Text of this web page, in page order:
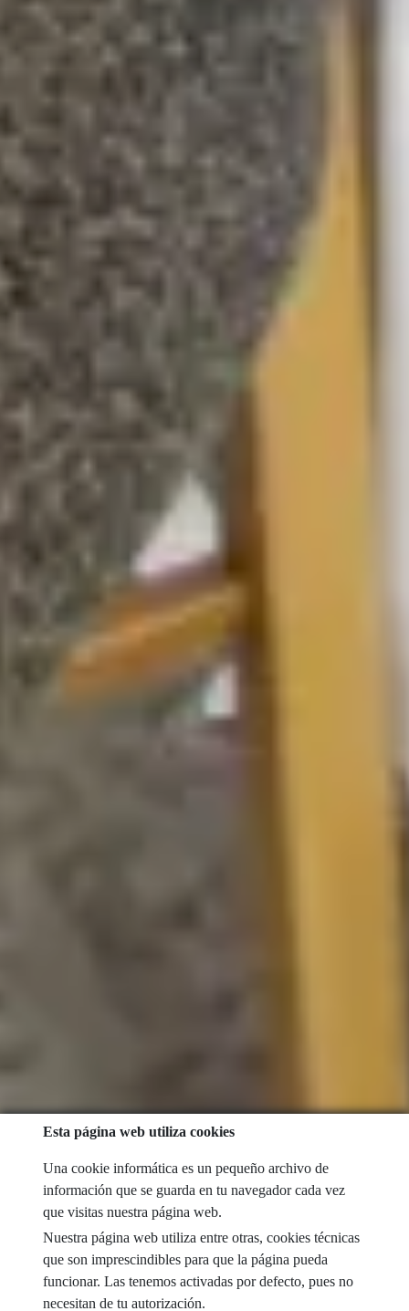
Esta página web utiliza cookies
Una cookie informática es un pequeño archivo de
información que se guarda en tu navegador cada vez
que visitas nuestra página web.
Nuestra página web utiliza entre otras, cookies técnicas
que son imprescindibles para que la página pueda
funcionar. Las tenemos activadas por defecto, pues no
necesitan de tu autorización.